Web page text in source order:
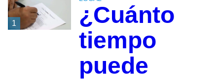
1
¿Cuánto
tiempo
puede